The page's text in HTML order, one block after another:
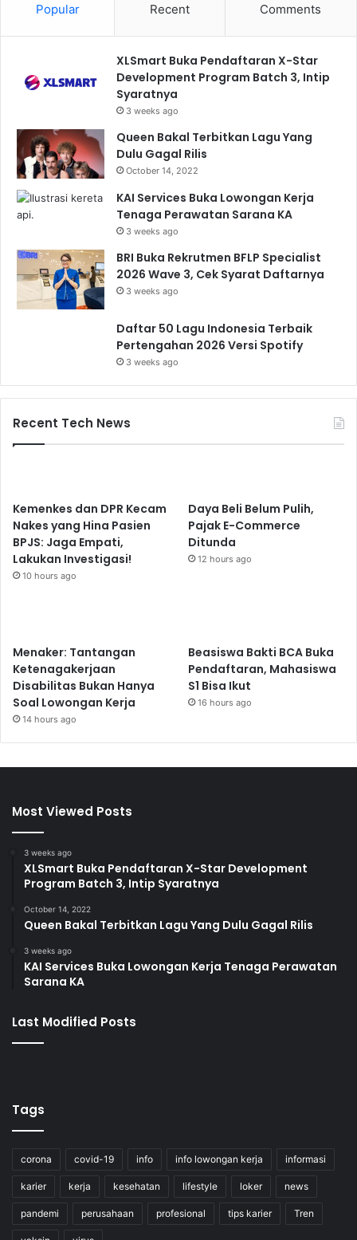
Popular Recent Comments
XLSmart Buka Pendaftaran X-Star
Development Program Batch 3, Intip
Syaratnya
3 weeks ago
Queen Bakal Terbitkan Lagu Yang
Dulu Gagal Rilis
October 14, 2022
KAI Services Buka Lowongan Kerja
Tenaga Perawatan Sarana KA
3 weeks ago
BRI Buka Rekrutmen BFLP Specialist
2026 Wave 3, Cek Syarat Daftarnya
3 weeks ago
Daftar 50 Lagu Indonesia Terbaik
Pertengahan 2026 Versi Spotify
3 weeks ago
Recent Tech News
Kemenkes dan DPR Kecam
Nakes yang Hina Pasien
BPJS: Jaga Empati,
Lakukan Investigasi!
10 hours ago
Daya Beli Belum Pulih,
Pajak E-Commerce
Ditunda
12 hours ago
Menaker: Tantangan
Ketenagakerjaan
Disabilitas Bukan Hanya
Soal Lowongan Kerja
14 hours ago
Beasiswa Bakti BCA Buka
Pendaftaran, Mahasiswa
S1 Bisa Ikut
16 hours ago
Most Viewed Posts
3 weeks ago
XLSmart Buka Pendaftaran X-Star Development
Program Batch 3, Intip Syaratnya
October 14, 2022
Queen Bakal Terbitkan Lagu Yang Dulu Gagal Rilis
3 weeks ago
KAI Services Buka Lowongan Kerja Tenaga Perawatan
Sarana KA
Last Modified Posts
Tags
corona covid-19 info info lowongan kerja informasi
karier kerja kesehatan lifestyle loker news
pandemi perusahaan profesional tips karier Tren